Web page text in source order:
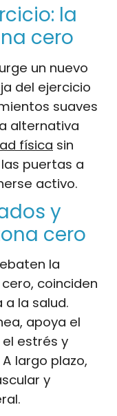
la
cero
un nuevo
del ejercicio
suaves
alternativa
física sin
puertas a
activo.
y
cero
la
coinciden
la salud.
apoya el
estrés y
largo plazo,
y